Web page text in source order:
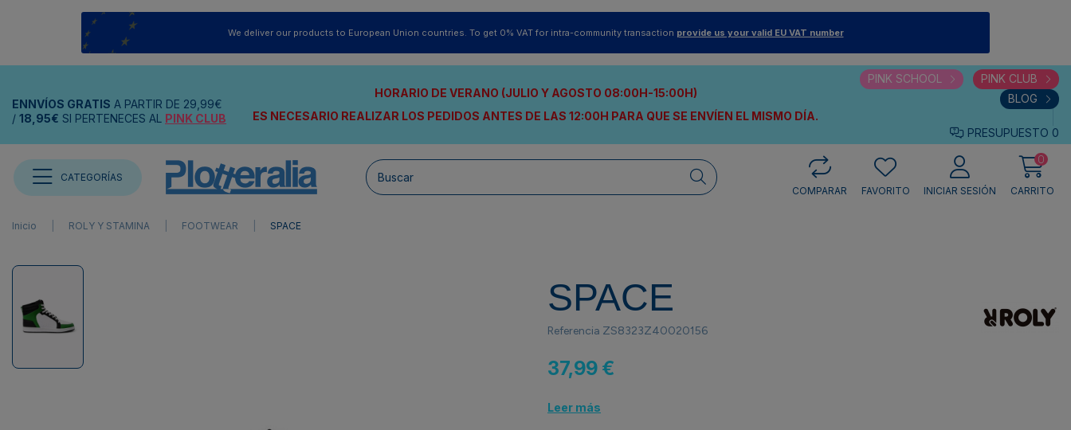
We deliver our products to European Union countries. To get 0% VAT for intra-community transaction provide us your valid EU VAT number
ENNVÍOS GRATIS A PARTIR DE 29,99€
/ 18,95€ SI PERTENECES AL PINK CLUB
HORARIO DE VERANO (JULIO Y AGOSTO 08:00H-15:00H)
ES NECESARIO REALIZAR LOS PEDIDOS ANTES DE LAS 12:00H PARA QUE SE ENVÍEN EL MISMO DÍA.
PINK SCHOOL
PINK CLUB
BLOG
PRESUPUESTO 0
CATEGORÍAS
COMPARAR
FAVORITO INICIAR SESIÓN
0
CARRITO
Inicio ROLY Y STAMINA FOOTWEAR SPACE
SPACE
Referencia ZS8323Z40020156
37,99 €
Leer más